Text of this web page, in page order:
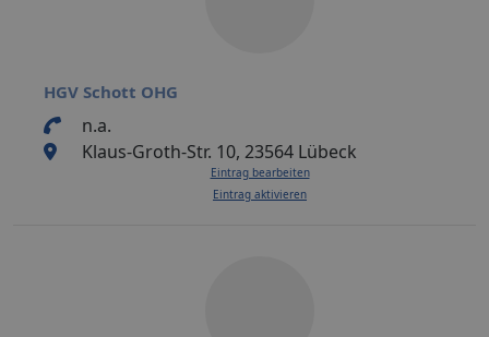
HGV Schott OHG
n.a.
Klaus-Groth-Str. 10, 23564 Lübeck
Eintrag bearbeiten
Eintrag aktivieren